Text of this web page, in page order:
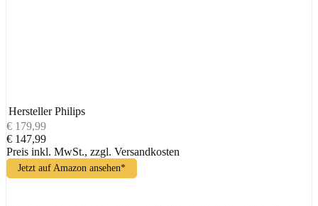
Hersteller Philips
€ 179,99
€ 147,99
Preis inkl. MwSt., zzgl. Versandkosten
Jetzt auf Amazon ansehen*